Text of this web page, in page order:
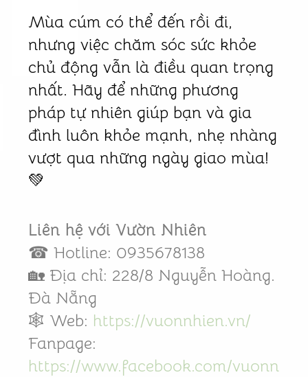
Mùa cúm có thể đến rồi đi,
nhưng việc chăm sóc sức khỏe
chủ động vẫn là điều quan trọng
nhất. Hãy để những phương
pháp tự nhiên giúp bạn và gia
đình luôn khỏe mạnh, nhẹ nhàng
vượt qua những ngày giao mùa!
💚
Liên hệ với Vườn Nhiên
☎ Hotline: 0935678138
🏡 Địa chỉ: 228/8 Nguyễn Hoàng.
Đà Nẵng
🕸️ Web: https://vuonnhien.vn/
Fanpage:
https://www.facebook.com/vuonn